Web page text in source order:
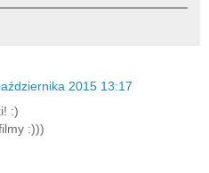
2015 13:17
:)
:)))